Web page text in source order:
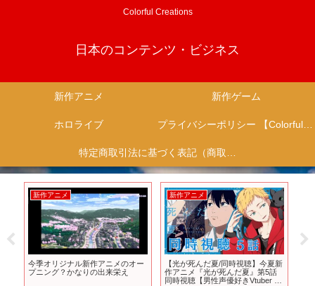
Colorful Creations
日本のコンテンツ・ビジネス
新作アニメ 新作ゲーム
ホロライブ プライバシーポリシー 【Colorful Creation】
特定商取引法に基づく表記（商取引に関する開示）
新作アニメ
今季オリジナル新作アニメのオー
プニング？かなりの出来栄え
新作アニメ
【光が死んだ夏/同時視聴】今夏新
作アニメ『光が死んだ夏』第5話
同時視聴【男性声優好きVtuber 燈